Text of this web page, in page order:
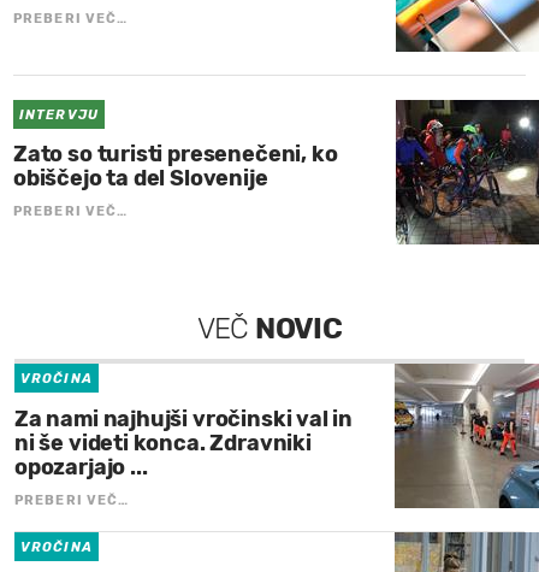
PREBERI VEČ…
INTERVJU
Zato so turisti presenečeni, ko
obiščejo ta del Slovenije
PREBERI VEČ…
VEČ NOVIC
VROČINA
Za nami najhujši vročinski val in
ni še videti konca. Zdravniki
opozarjajo ...
PREBERI VEČ…
VROČINA